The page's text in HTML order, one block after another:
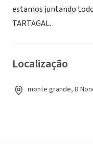
estamos juntando
TARTAGAL.
Localização
monte grande, B